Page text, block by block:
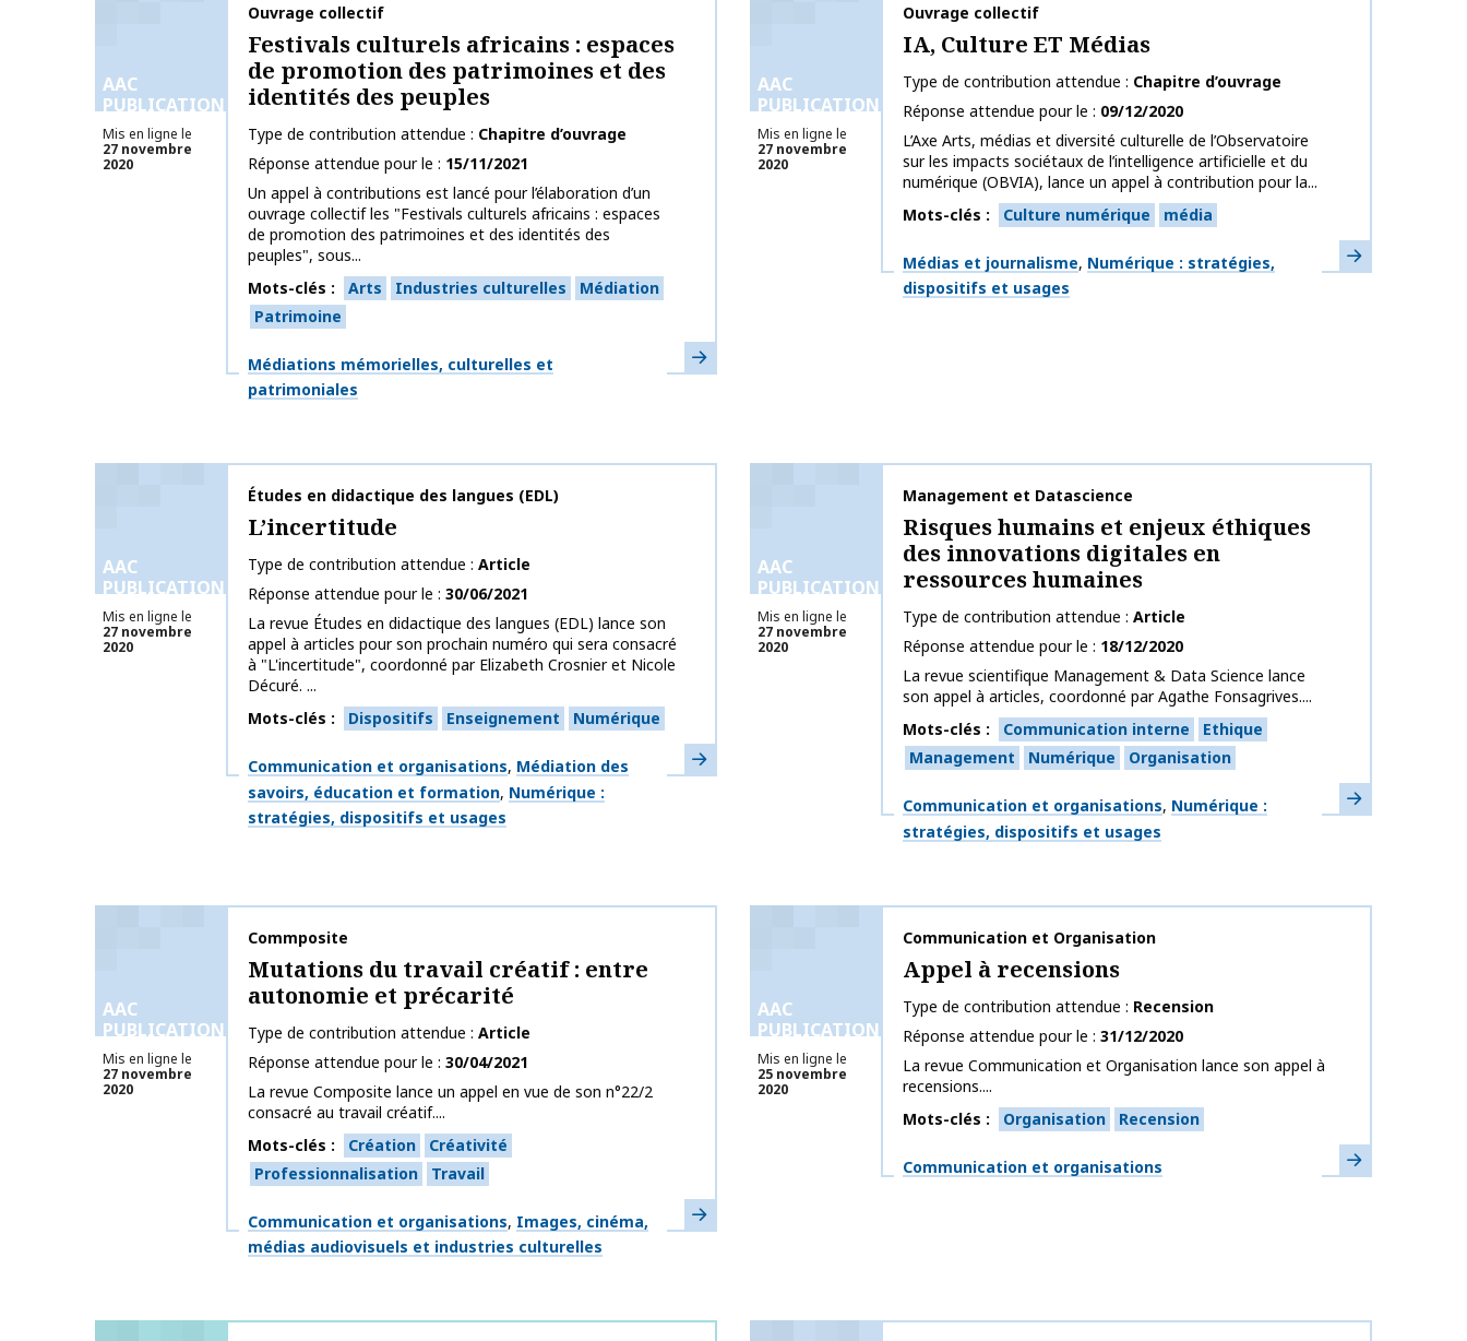
AAC
PUBLICATIONS
Mis en ligne le
27 novembre
2020
Nom de la publication
Ouvrage collectif
Festivals culturels africains : espaces
de promotion des patrimoines et des
identités des peuples
Type de contribution attendue
Chapitre d’ouvrage
Réponse attendue pour le
15/11/2021
Un appel à contributions est lancé pour l’élaboration d’un
ouvrage collectif les "Festivals culturels africains : espaces
de promotion des patrimoines et des identités des
peuples", sous...
Mots-clés
Arts Industries culturelles
Médiation
Patrimoine
Thématiques
Médiations mémorielles, culturelles et
patrimoniales
En savoir plus
AAC
PUBLICATIONS
Mis en ligne le
27 novembre
2020
Nom de la publication
Ouvrage collectif
IA, Culture ET Médias
Type de contribution attendue
Chapitre d’ouvrage
Réponse attendue pour le
09/12/2020
L’Axe Arts, médias et diversité culturelle de l’Observatoire
sur les impacts sociétaux de l’intelligence artificielle et du
numérique (OBVIA), lance un appel à contribution pour la...
Mots-clés
Culture numérique média
Thématiques
Médias et journalisme Numérique : stratégies,
dispositifs et usages
En savoir plus
AAC
PUBLICATIONS
Mis en ligne le
27 novembre
2020
Nom de la publication
Études en didactique des langues (EDL)
L’incertitude
Type de contribution attendue
Article
Réponse attendue pour le
30/06/2021
La revue Études en didactique des langues (EDL) lance son
appel à articles pour son prochain numéro qui sera consacré
à "L'incertitude", coordonné par Elizabeth Crosnier et Nicole
Décuré. ...
Mots-clés
Dispositifs Enseignement Numérique
Thématiques
Communication et organisations Médiation des
savoirs, éducation et formation Numérique :
stratégies, dispositifs et usages
En savoir plus
AAC
PUBLICATIONS
Mis en ligne le
27 novembre
2020
Nom de la publication
Management et Datascience
Risques humains et enjeux éthiques
des innovations digitales en
ressources humaines
Type de contribution attendue
Article
Réponse attendue pour le
18/12/2020
La revue scientifique Management & Data Science lance
son appel à articles, coordonné par Agathe Fonsagrives....
Mots-clés
Communication interne
Ethique
Management
Numérique Organisation
Thématiques
Communication et organisations Numérique :
stratégies, dispositifs et usages
En savoir plus
AAC
PUBLICATIONS
Mis en ligne le
27 novembre
2020
Nom de la publication
Commposite
Mutations du travail créatif : entre
autonomie et précarité
Type de contribution attendue
Article
Réponse attendue pour le
30/04/2021
La revue Composite lance un appel en vue de son n°22/2
consacré au travail créatif....
Mots-clés
Création
Créativité
Professionnalisation
Travail
Thématiques
Communication et organisations Images, cinéma,
médias audiovisuels et industries culturelles
En savoir plus
AAC
PUBLICATIONS
Mis en ligne le
25 novembre
2020
Nom de la publication
Communication et Organisation
Appel à recensions
Type de contribution attendue
Recension
Réponse attendue pour le
31/12/2020
La revue Communication et Organisation lance son appel à
recensions....
Mots-clés
Organisation Recension
Thématiques
Communication et organisations En savoir plus